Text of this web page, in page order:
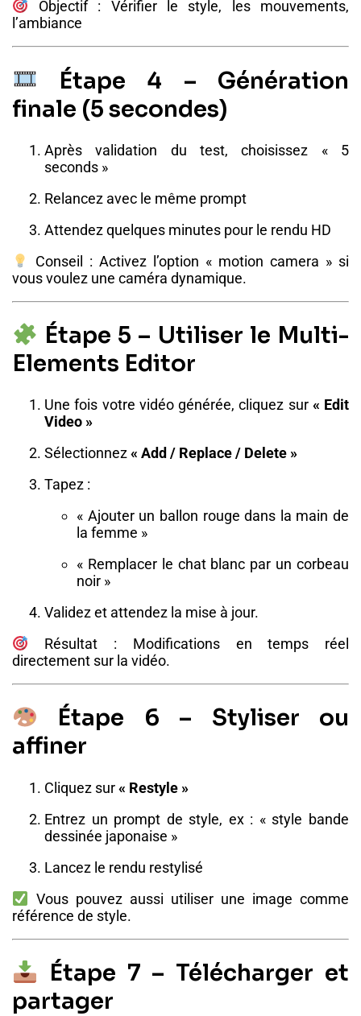
Objectif : Vérifier le style, les mouvements,
l’ambiance
Étape 4 – Génération
finale (5 secondes)
Après validation du test, choisissez « 5
seconds »
Relancez avec le même prompt
Attendez quelques minutes pour le rendu HD
Conseil : Activez l’option « motion camera » si
vous voulez une caméra dynamique.
Étape 5 – Utiliser le Multi-
Elements Editor
Une fois votre vidéo générée, cliquez sur « Edit
Video »
Sélectionnez« Add / Replace / Delete »
Tapez :
« Ajouter un ballon rouge dans la main de
la femme »
« Remplacer le chat blanc par un corbeau
noir »
Validez et attendez la mise à jour.
Résultat : Modifications en temps réel
directement sur la vidéo.
Étape 6 – Styliser ou
affiner
Cliquez sur« Restyle »
Entrez un prompt de style, ex : « style bande
dessinée japonaise »
Lancez le rendu restylisé
Vous pouvez aussi utiliser une image comme
référence de style.
Étape 7 – Télécharger et
partager